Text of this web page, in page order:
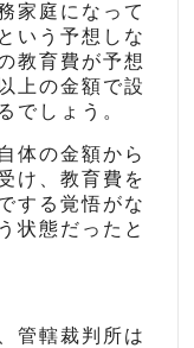
家庭になって
いう予想しな
教育費が予想
上の金額で設
でしょう。
体の金額から
け、教育費を
する覚悟がな
状態だったと
管轄裁判所は